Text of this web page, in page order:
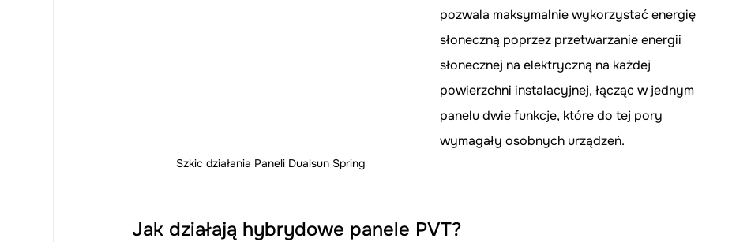
Szkic działania Paneli Dualsun Spring
pozwala maksymalnie wykorzystać energię
słoneczną poprzez przetwarzanie energii
słonecznej na elektryczną na każdej
powierzchni instalacyjnej, łącząc w jednym
panelu dwie funkcje, które do tej pory
wymagały osobnych urządzeń.
Jak działają hybrydowe panele PVT?